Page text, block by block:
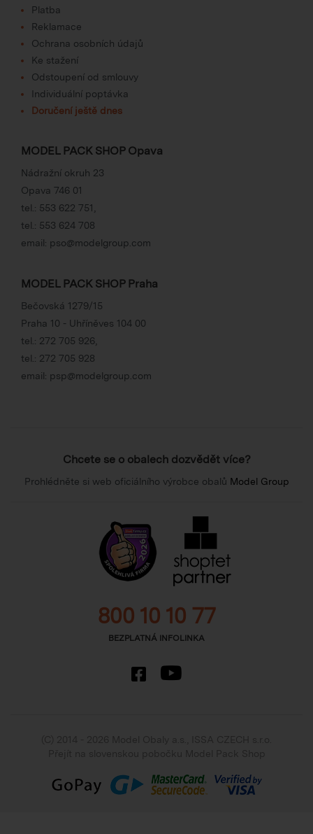
Platba
Reklamace
Ochrana osobních údajů
Ke stažení
Odstoupení od smlouvy
Individuální poptávka
Doručení ještě dnes
MODEL PACK SHOP Opava
Nádražní okruh 23
Opava 746 01
tel.: 553 622 751,
tel.: 553 624 708
email: pso@modelgroup.com
MODEL PACK SHOP Praha
Bečovská 1279/15
Praha 10 - Uhříněves 104 00
tel.: 272 705 926,
tel.: 272 705 928
email: psp@modelgroup.com
Chcete se o obalech dozvědět více?
Prohlédněte si web oficiálního výrobce obalů Model Group
800 10 10 77
BEZPLATNÁ INFOLINKA